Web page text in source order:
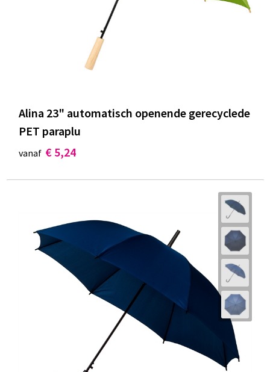
Alina 23" automatisch openende gerecyclede
PET paraplu
vanaf € 5,24